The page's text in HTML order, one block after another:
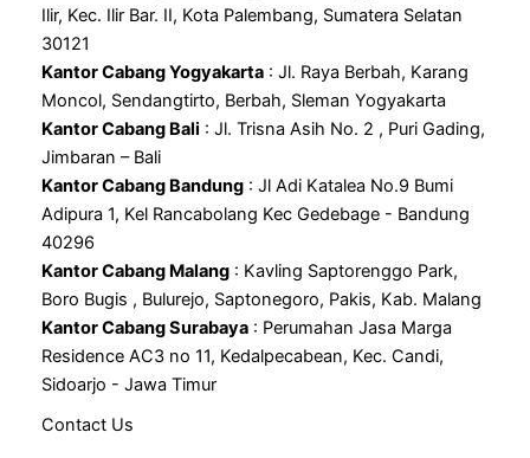
Ilir, Kec. Ilir Bar. II, Kota Palembang, Sumatera Selatan
30121
Kantor Cabang Yogyakarta : Jl. Raya Berbah, Karang
Moncol, Sendangtirto, Berbah, Sleman Yogyakarta
Kantor Cabang Bali : Jl. Trisna Asih No. 2 , Puri Gading,
Jimbaran – Bali
Kantor Cabang Bandung : Jl Adi Katalea No.9 Bumi
Adipura 1, Kel Rancabolang Kec Gedebage - Bandung
40296
Kantor Cabang Malang : Kavling Saptorenggo Park,
Boro Bugis , Bulurejo, Saptonegoro, Pakis, Kab. Malang
Kantor Cabang Surabaya : Perumahan Jasa Marga
Residence AC3 no 11, Kedalpecabean, Kec. Candi,
Sidoarjo - Jawa Timur
Contact Us